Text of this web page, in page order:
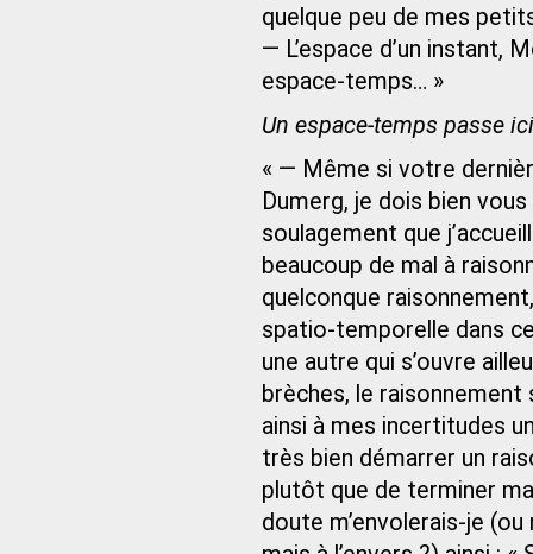
quelque peu de mes
— L’espace d’un instant,
espace‑temps… »
Un espace-temps passe
« — Même si votre
Dumerg, je dois bien
soulagement que
beaucoup de mal à
quelconque
spatio‑temporelle dans
une autre qui s’ouvre
brèches, le raisonnement
ainsi à mes incertitudes
très bien démarrer un
plutôt que de terminer
doute m’envolerais-je